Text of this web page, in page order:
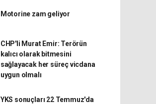
Motorine zam geliyor
CHP'li Murat Emir: Terörün
kalıcı olarak bitmesini
sağlayacak her süreç vicdana
uygun olmalı
YKS sonuçları 22 Temmuz'da